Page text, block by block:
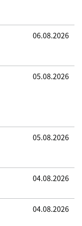
06.08.2026
05.08.2026
05.08.2026
04.08.2026
04.08.2026